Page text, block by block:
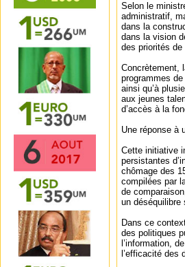
Selon le
administratif,
dans la
dans la vision
des priorités de
Concrètement,
programmes
ainsi qu’à
aux jeunes
d’accès à la
Une réponse à
Cette initiative
persistantes
chômage des
compilées par
de
un
Dans ce
des politiques
l’information,
l’efficacité des